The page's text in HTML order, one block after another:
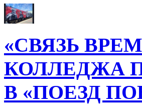
«СВЯЗЬ
КОЛЛЕДЖА
В «ПОЕЗД